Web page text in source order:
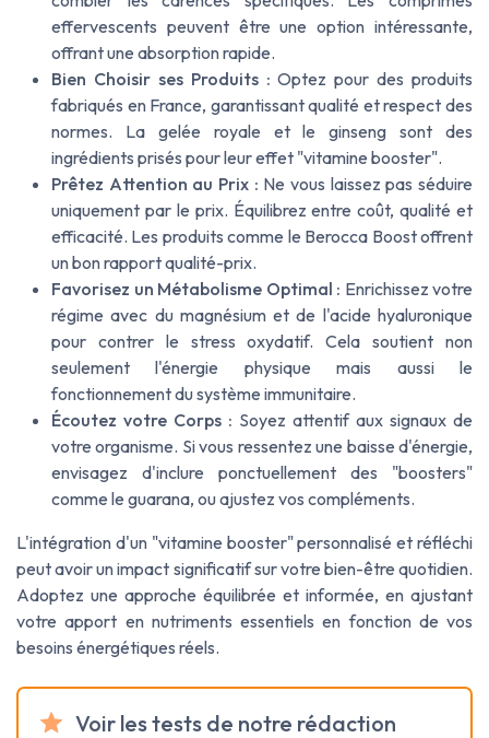
effervescents peuvent être une option intéressante,
offrant une absorption rapide.
Bien Choisir ses Produits : Optez pour des produits
fabriqués en France, garantissant qualité et respect des
normes. La gelée royale et le ginseng sont des
ingrédients prisés pour leur effet "vitamine booster".
Prêtez Attention au Prix : Ne vous laissez pas séduire
uniquement par le prix. Équilibrez entre coût, qualité et
efficacité. Les produits comme le Berocca Boost offrent
un bon rapport qualité-prix.
Favorisez un Métabolisme Optimal : Enrichissez votre
régime avec du magnésium et de l'acide hyaluronique
pour contrer le stress oxydatif. Cela soutient non
seulement l'énergie physique mais aussi le
fonctionnement du système immunitaire.
Écoutez votre Corps : Soyez attentif aux signaux de
votre organisme. Si vous ressentez une baisse d'énergie,
envisagez d'inclure ponctuellement des "boosters"
comme le guarana, ou ajustez vos compléments.
L'intégration d'un "vitamine booster" personnalisé et réfléchi
peut avoir un impact significatif sur votre bien-être quotidien.
Adoptez une approche équilibrée et informée, en ajustant
votre apport en nutriments essentiels en fonction de vos
besoins énergétiques réels.
Voir les tests de notre rédaction